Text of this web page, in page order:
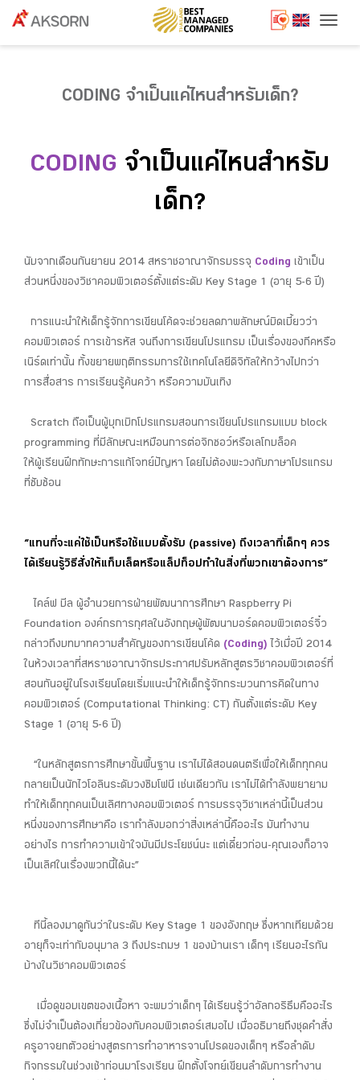
CODING จำเป็นแค่ไหนสำหรับเด็ก?
CODING จำเป็นแค่ไหนสำหรับ
เด็ก?
นับจากเดือนกันยายน 2014 สหราชอาณาจักรบรรจุ Coding เข้าเป็น
ส่วนหนึ่งของวิชาคอมพิวเตอร์ตั้งแต่ระดับ Key Stage 1 (อายุ 5-6 ปี)
การแนะนำให้เด็กรู้จักการเขียนโค้ดจะช่วยลดภาพลักษณ์บิดเบี้ยวว่า
คอมพิวเตอร์ การเข้ารหัส จนถึงการเขียนโปรแกรม เป็นเรื่องของกีคหรือ
เนิร์ดเท่านั้น ทั้งขยายพฤติกรรมการใช้เทคโนโลยีดิจิทัลให้กว้างไปกว่า
การสื่อสาร การเรียนรู้ค้นคว้า หรือความบันเทิง
Scratch ถือเป็นผู้บุกเบิกโปรแกรมสอนการเขียนโปรแกรมแบบ block
programming ที่มีลักษณะเหมือนการต่อจิกซอว์หรือเลโกบล็อค
ให้ผู้เรียนฝึกทักษะการแก้โจทย์ปัญหา โดยไม่ต้องพะวงกับภาษาโปรแกรม
ที่ซับซ้อน
“แทนที่จะแค่ใช้เป็นหรือใช้แบบตั้งรับ (passive) ถึงเวลาที่เด็กๆ ควร
ได้เรียนรู้วิธีสั่งให้แท็บเล็ตหรือแล็ปท็อปทำในสิ่งที่พวกเขาต้องการ”
ไคล์ฟ บีล ผู้อำนวยการฝ่ายพัฒนาการศึกษา Raspberry Pi
Foundation องค์กรการกุศลในอังกฤษผู้พัฒนาบอร์ดคอมพิวเตอร์จิ๋ว
กล่าวถึงบทบาทความสำคัญของการเขียนโค้ด (Coding) ไว้เมื่อปี 2014
ในห้วงเวลาที่สหราชอาณาจักรประกาศปรับหลักสูตรวิชาคอมพิวเตอร์ที่
สอนกันอยู่ในโรงเรียนโดยเริ่มแนะนำให้เด็กรู้จักกระบวนการคิดในทาง
คอมพิวเตอร์ (Computational Thinking: CT) กันตั้งแต่ระดับ Key
Stage 1 (อายุ 5-6 ปี)
“ในหลักสูตรการศึกษาขั้นพื้นฐาน เราไม่ได้สอนดนตรีเพื่อให้เด็กทุกคน
กลายเป็นนักไวโอลินระดับวงซิมโฟนี เช่นเดียวกัน เราไม่ได้กำลังพยายาม
ทำให้เด็กทุกคนเป็นเลิศทางคอมพิวเตอร์ การบรรจุวิชาเหล่านี้เป็นส่วน
หนึ่งของการศึกษาคือ เรากำลังบอกว่าสิ่งเหล่านี้คืออะไร มันทำงาน
อย่างไร การทำความเข้าใจมันมีประโยชน์นะ แต่เดี๋ยวก่อน-คุณเองก็อาจ
เป็นเลิศในเรื่องพวกนี้ได้นะ”
ทีนี้ลองมาดูกันว่าในระดับ Key Stage 1 ของอังกฤษ ซึ่งหากเทียบด้วย
อายุก็จะเท่ากับอนุบาล 3 ถึงประถมฯ 1 ของบ้านเรา เด็กๆ เรียนอะไรกัน
บ้างในวิชาคอมพิวเตอร์
เมื่อดูขอบเขตของเนื้อหา จะพบว่าเด็กๆ ได้เรียนรู้ว่าอัลกอริธึมคืออะไร
ซึ่งไม่จำเป็นต้องเกี่ยวข้องกับคอมพิวเตอร์เสมอไป เมื่ออธิบายถึงชุดคำสั่ง
ครูอาจยกตัวอย่างสูตรการทำอาหารจานโปรดของเด็กๆ หรือลำดับ
กิจกรรมในช่วงเช้าก่อนมาโรงเรียน ฝึกตั้งโจทย์เขียนลำดับการทำงาน